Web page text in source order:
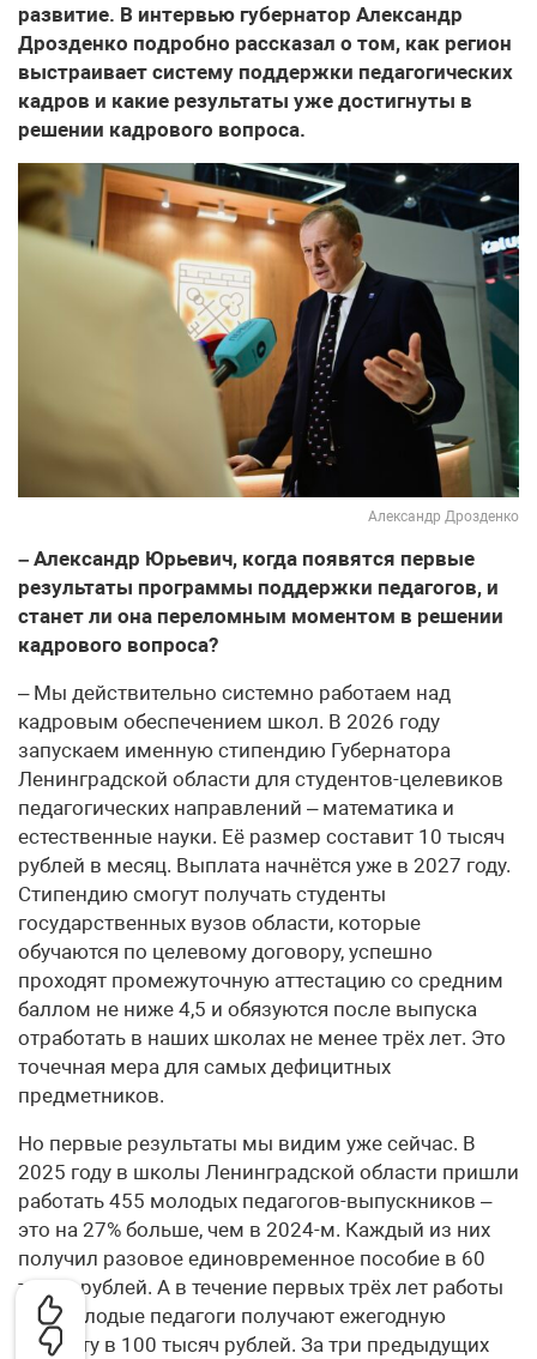
развитие. В интервью губернатор Александр
Дрозденко подробно рассказал о том, как регион
выстраивает систему поддержки педагогических
кадров и какие результаты уже достигнуты в
решении кадрового вопроса.
Александр Дрозденко
– Александр Юрьевич, когда появятся первые
результаты программы поддержки педагогов, и
станет ли она переломным моментом в решении
кадрового вопроса?
– Мы действительно системно работаем над
кадровым обеспечением школ. В 2026 году
запускаем именную стипендию Губернатора
Ленинградской области для студентов-целевиков
педагогических направлений – математика и
естественные науки. Её размер составит 10 тысяч
рублей в месяц. Выплата начнётся уже в 2027 году.
Стипендию смогут получать студенты
государственных вузов области, которые
обучаются по целевому договору, успешно
проходят промежуточную аттестацию со средним
баллом не ниже 4,5 и обязуются после выпуска
отработать в наших школах не менее трёх лет. Это
точечная мера для самых дефицитных
предметников.
Но первые результаты мы видим уже сейчас. В
2025 году в школы Ленинградской области пришли
работать 455 молодых педагогов-выпускников –
это на 27% больше, чем в 2024-м. Каждый из них
получил разовое единовременное пособие в 60
тысяч рублей. А в течение первых трёх лет работы
все молодые педагоги получают ежегодную
выплату в 100 тысяч рублей. За три предыдущих